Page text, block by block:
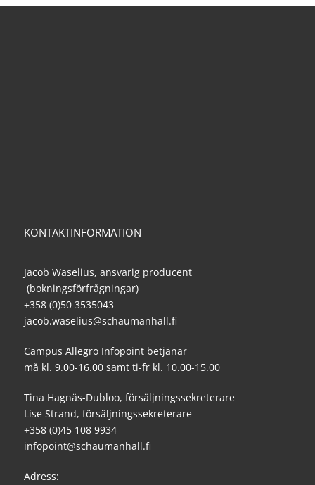
KONTAKTINFORMATION
Jacob Waselius, ansvarig producent
(bokningsförfrågningar)
+358 (0)50 3535043
jacob.waselius@schaumanhall.fi
Campus Allegro Infopoint betjänar
må kl. 9.00-16.00 samt ti-fr kl. 10.00-15.00
Tina Hagnäs-Dubloo, försäljningssekreterare
Lise Strand, försäljningssekreterare
+358 (0)45 108 9934
infopoint@schaumanhall.fi
Adress: